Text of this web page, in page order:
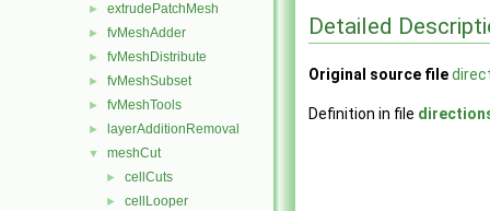
► extrudePatchMesh
► fvMeshAdder
► fvMeshDistribute
► fvMeshSubset
► fvMeshTools
► layerAdditionRemoval
▼ meshCut
► cellCuts
► cellLooper
Detailed
Original source file
Definition in file